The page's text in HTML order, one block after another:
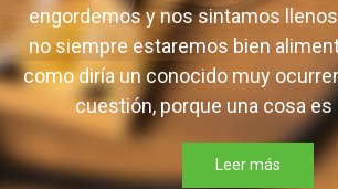
engordemos y nos sintamos
no siempre estaremos bien
como diría un conocido muy
cuestión, porque una cosa es
Leer más